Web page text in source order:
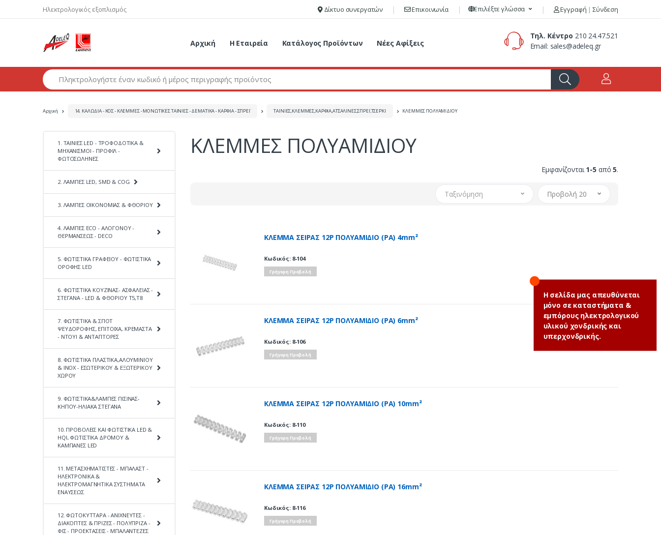
Ηλεκτρολογικός εξοπλισμός Δίκτυο συνεργατών Επικοινωνία Επιλέξτε γλώσσα Εγγραφή | Σύνδεση
Αρχική Η Εταιρεία Κατάλογος Προϊόντων Νέες Αφίξεις
Τηλ. Κέντρο 210 24.47.521
Email: sales@adeleq.gr
Αναζήτηση προϊόντων
Αρχική 14. ΚΑΛΩΔΙΑ - ΚΟΣ - ΚΛΕΜΜΕΣ - ΜΟΝΩΤΙΚΕΣ ΤΑΙΝΙΕΣ - ΔΕΜΑΤΙΚΑ - ΚΑΡΦΙΑ - ΣΠΡΕΪ ΤΑΙΝΙΕΣ,ΚΛΕΜΜΕΣ,ΚΑΡΦΙΑ,ΑΤΣΑΛINΕΣ,ΣΠΡΕΪ,ΤΣΕΡΚΙ ΚΛΕΜΜΕΣ ΠΟΛΥΑΜΙΔΙΟΥ
1. ΤΑΙΝΙΕΣ LED - ΤΡΟΦΟΔΟΤΙΚΑ &
ΜΗΧΑΝΙΣΜΟΙ - ΠΡΟΦΙΛ -
ΦΩΤΟΣΩΛΗΝΕΣ
2. ΛΑΜΠΕΣ LED, SMD & COG
3. ΛΑΜΠΕΣ ΟΙΚΟΝΟΜΙΑΣ & ΦΘΟΡΙΟΥ
4. ΛΑΜΠΕΣ ECO - ΑΛΟΓΟΝΟΥ -
ΘΕΡΜΑΝΣΕΩΣ - DECO
5. ΦΩΤΙΣΤΙΚΑ ΓΡΑΦΕΙΟΥ - ΦΩΤΙΣΤΙΚΑ
ΟΡΟΦΗΣ LED
6. ΦΩΤΙΣΤΙΚΑ ΚΟΥΖΙΝΑΣ- ΑΣΦΑΛΕΙΑΣ -
ΣΤΕΓΑΝΑ - LED & ΦΘΟΡΙΟΥ Τ5,Τ8
7. ΦΩΤΙΣΤΙΚΑ & ΣΠΟΤ
ΨΕΥΔΟΡΟΦΗΣ, ΕΠΙΤΟΙΧΑ, ΚΡΕΜΑΣΤΑ
- ΝΤΟΥΙ & ΑΝΤΑΠΤΟΡΕΣ
8. ΦΩΤΙΣΤΙΚΑ ΠΛΑΣΤΙΚΑ,ΑΛΟΥΜΙΝΙΟΥ
& ΙΝΟΧ - ΕΣΩΤΕΡΙΚΟΥ & ΕΞΩΤΕΡΙΚΟΥ
ΧΩΡΟΥ
9. ΦΩΤΙΣΤΙΚΑ&ΛΑΜΠΕΣ ΠΙΣΙΝΑΣ-
ΚΗΠΟΥ-ΗΛΙΑΚΑ ΣΤΕΓΑΝΑ
10. ΠΡΟΒΟΛΕΙΣ ΚΑΙ ΦΩΤΙΣΤΙΚΑ LED &
HQI, ΦΩΤΙΣΤΙΚΑ ΔΡΟΜΟΥ &
ΚΑΜΠΑΝΕΣ LED
11. ΜΕΤΑΣΧΗΜΑΤΙΣΤΕΣ - ΜΠΑΛΑΣΤ -
ΗΛΕΚΤΡΟΝΙΚΑ &
ΗΛΕΚΤΡΟΜΑΓΝΗΤΙΚΑ ΣΥΣΤΗΜΑΤΑ
ΕΝΑΥΣΕΩΣ
12. ΦΩΤΟΚΥΤΤΑΡΑ - ΑΝΙΧΝΕΥΤΕΣ -
ΔΙΑΚΟΠΤΕΣ & ΠΡΙΖΕΣ - ΠΟΛΥΠΡΙΖΑ -
ΦΙΣ - ΠΡΟΕΚΤΑΣΕΙΣ - ΜΠΑΛΑΝΤΕΖΕΣ
ΚΛΕΜΜΕΣ ΠΟΛΥΑΜΙΔΙΟΥ
Εμφανίζονται1-5 από5.
Ταξινόμηση Προβολή 20
ΚΛΕΜΜΑ ΣΕΙΡΑΣ 12Ρ ΠΟΛΥΑΜΙΔΙΟ (ΡΑ) 4mm²
Κωδικός: 8-104
Γρήγορη Προβολή
ΚΛΕΜΜΑ ΣΕΙΡΑΣ 12Ρ ΠΟΛΥΑΜΙΔΙΟ (ΡΑ) 6mm²
Κωδικός: 8-106
Γρήγορη Προβολή
ΚΛΕΜΜΑ ΣΕΙΡΑΣ 12Ρ ΠΟΛΥΑΜΙΔΙΟ (ΡΑ) 10mm²
Κωδικός: 8-110
Γρήγορη Προβολή
ΚΛΕΜΜΑ ΣΕΙΡΑΣ 12Ρ ΠΟΛΥΑΜΙΔΙΟ (ΡΑ) 16mm²
Κωδικός: 8-116
Γρήγορη Προβολή
Η σελίδα μας απευθύνεται
μόνο σε καταστήματα &
εμπόρους ηλεκτρολογικού
υλικού χονδρικής και
υπερχονδρικής.